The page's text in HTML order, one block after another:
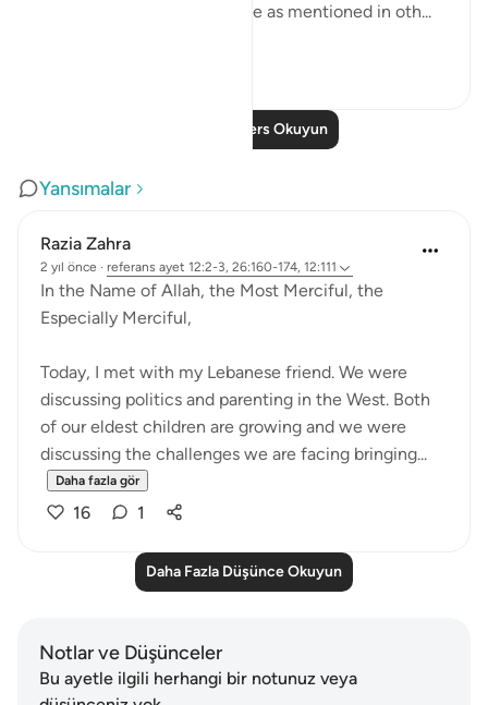
This old woman was his wife as mentioned in oth...
Daha Fazla Ders Okuyun
Yansımalar
Razia Zahra
2 yıl önce · referans ayet 12:2-3, 26:160-174, 12:111
In the Name of Allah, the Most Merciful, the
Especially Merciful,
Today, I met with my Lebanese friend. We were
discussing politics and parenting in the West. Both
of our eldest children are growing and we were
discussing the challenges we are facing bringing...
Daha fazla gör
16 1
Daha Fazla Düşünce Okuyun
Notlar ve Düşünceler
Bu ayetle ilgili herhangi bir notunuz veya